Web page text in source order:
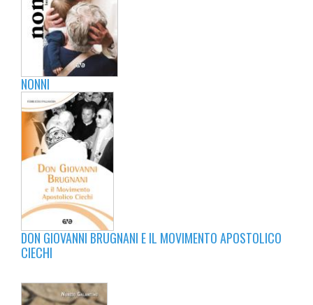
NONNI
DON GIOVANNI BRUGNANI E IL MOVIMENTO APOSTOLICO
CIECHI